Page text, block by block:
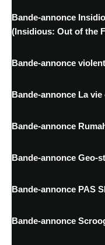
Bande-annonce
(Insidious: Out of the
Bande-annonce
Bande-annonce La
Bande-annonce
Bande-annonce Geo-
Bande-annonce PAS
Bande-annonce